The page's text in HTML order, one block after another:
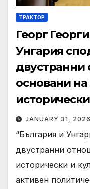
ТРАКТОР
Георг
Унгария
двустранни
основани
JANUARY 31, 2026
“България и
двустранни
исторически и
активен